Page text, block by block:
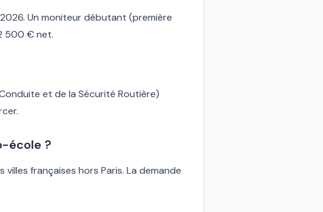
Un moniteur débutant (première
500 € net.
et de la Sécurité Routière)
école ?
françaises hors Paris. La demande